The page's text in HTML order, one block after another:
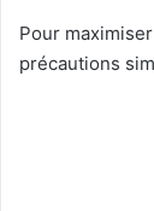
Pour
précautions